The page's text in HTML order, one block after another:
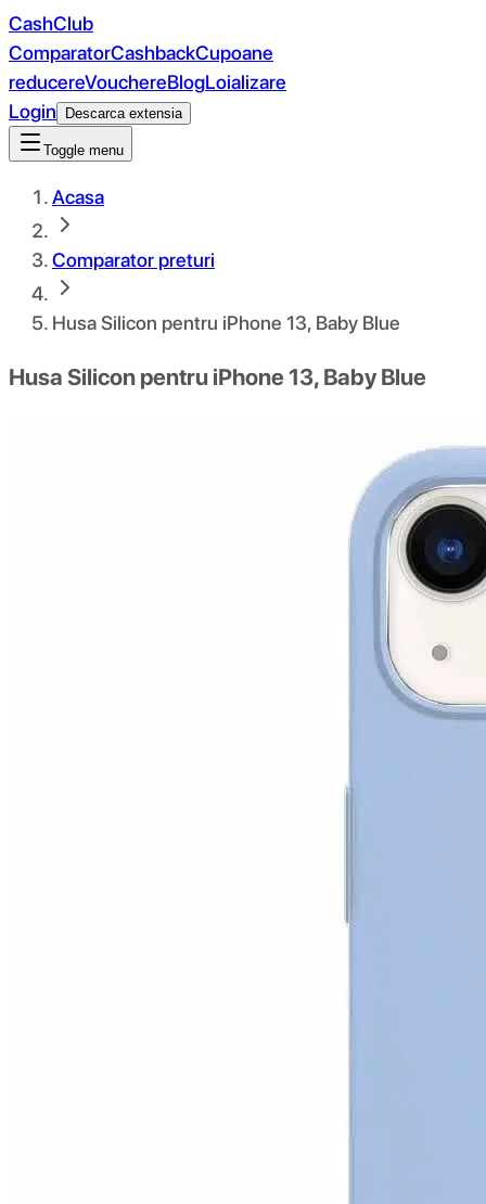
CashClub
ComparatorCashbackCupoane
reducereVouchereBlogLoializare
Login
Descarca extensia
Toggle menu
Acasa
Comparator preturi
Husa Silicon pentru iPhone 13, Baby Blue
Husa Silicon pentru iPhone 13, Baby Blue